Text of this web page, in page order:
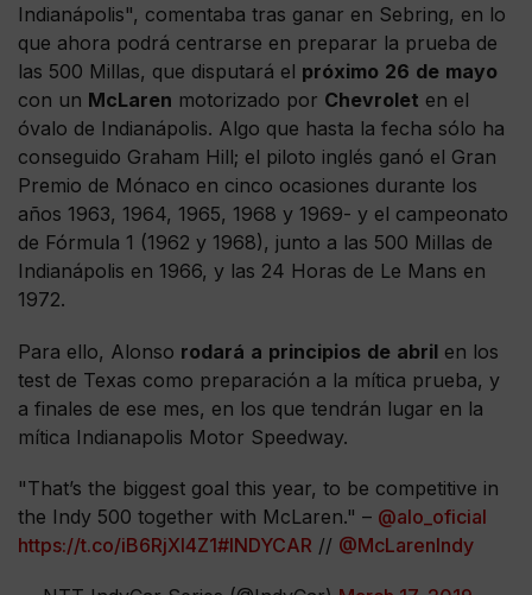
Indianápolis", comentaba tras ganar en Sebring, en lo
que ahora podrá centrarse en preparar la prueba de
las 500 Millas, que disputará el próximo 26 de mayo
con un McLaren motorizado por Chevrolet en el
óvalo de Indianápolis. Algo que hasta la fecha sólo ha
conseguido Graham Hill; el piloto inglés ganó el Gran
Premio de Mónaco en cinco ocasiones durante los
años 1963, 1964, 1965, 1968 y 1969- y el campeonato
de Fórmula 1 (1962 y 1968), junto a las 500 Millas de
Indianápolis en 1966, y las 24 Horas de Le Mans en
1972.
Para ello, Alonso rodará a principios de abril en los
test de Texas como preparación a la mítica prueba, y
a finales de ese mes, en los que tendrán lugar en la
mítica Indianapolis Motor Speedway.
"That’s the biggest goal this year, to be competitive in
the Indy 500 together with McLaren." – @alo_oficial
https://t.co/iB6RjXI4Z1#INDYCAR // @McLarenIndy